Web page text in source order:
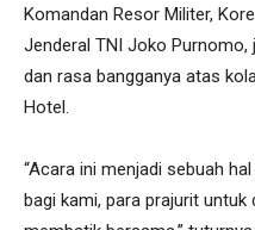
Komandan Resor Militer,
Jenderal TNI Joko
dan rasa bangganya atas
Hotel.
“Acara ini menjadi sebuah
bagi kami, para prajurit